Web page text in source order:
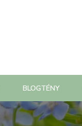
BLOGTÉNY